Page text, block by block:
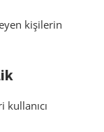
kişilerin